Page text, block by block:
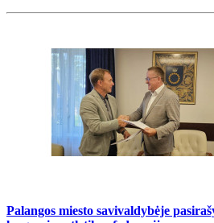
Palangos miesto savivaldybėje